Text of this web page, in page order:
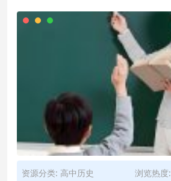
资源分类: 高中历史
浏览热度